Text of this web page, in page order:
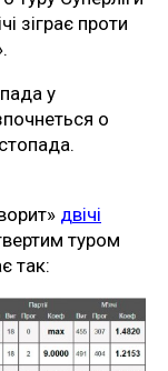
зіграє проти
у
о
двічі
туром
так: